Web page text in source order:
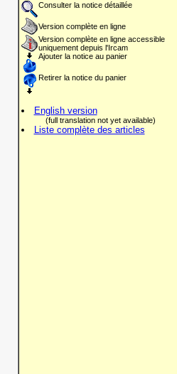
Consulter la notice détaillée
Version complète en ligne
Version complète en ligne accessible
uniquement depuis l'Ircam
Ajouter la notice au panier
Retirer la notice du panier
English version
(full translation not yet available)
Liste complète des articles